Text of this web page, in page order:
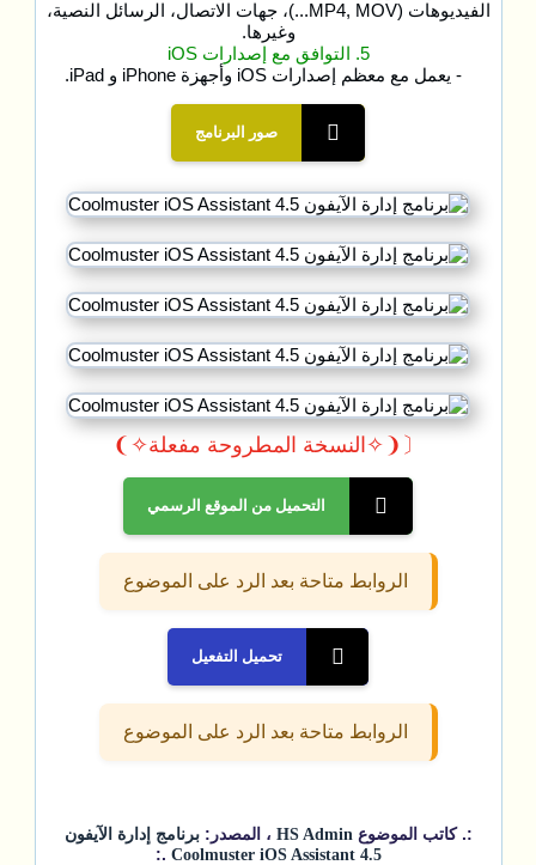
الفيديوهات (MP4, MOV...)، جهات الاتصال، الرسائل النصية،
وغيرها.
5. التوافق مع إصدارات iOS
- يعمل مع معظم إصدارات iOS وأجهزة iPhone و iPad.
صور البرنامج
〔❨✧النسخة المطروحة مفعلة✧❩
التحميل من الموقع الرسمي
الروابط متاحة بعد الرد على الموضوع
تحميل التفعيل
الروابط متاحة بعد الرد على الموضوع
:. كاتب الموضوع HS Admin ، المصدر:برنامج إدارة الآيفون
Coolmuster iOS Assistant 4.5
.: